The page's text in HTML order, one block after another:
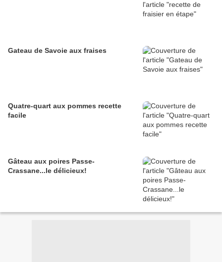
Gateau de Savoie aux fraises
Quatre-quart aux pommes recette
facile
Gâteau aux poires Passe-
Crassane...le délicieux!